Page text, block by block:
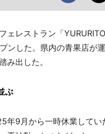
ェレストラン「
ンした。県内の青果店が
み出した。
ぶ
9月から一時休業してい